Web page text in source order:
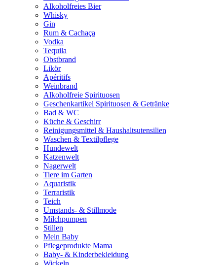
Alkoholfreies Bier
Whisky
Gin
Rum & Cachaça
Vodka
Tequila
Obstbrand
Likör
Apéritifs
Weinbrand
Alkoholfreie Spirituosen
Geschenkartikel Spirituosen & Getränke
Bad & WC
Küche & Geschirr
Reinigungsmittel & Haushaltsutensilien
Waschen & Textilpflege
Hundewelt
Katzenwelt
Nagerwelt
Tiere im Garten
Aquaristik
Terraristik
Teich
Umstands- & Stillmode
Milchpumpen
Stillen
Mein Baby
Pflegeprodukte Mama
Baby- & Kinderbekleidung
Wickeln